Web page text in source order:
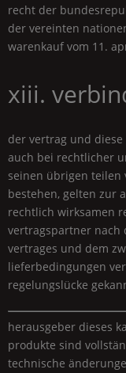
recht der
der vereinten
warenkauf vom 11.
xiii.
der vertrag und
auch bei rechtlicher
seinen übrigen teilen
bestehen, gelten zur
rechtlich wirksamen
vertragspartner nach
vertrages und dem
lieferbedingungen
regelungslücke
herausgeber dieses
produkte sind
technische